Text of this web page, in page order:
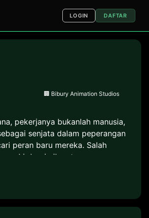
LOGIN DAFTAR
🏢 Bibury Animation Studios
pekerjanya bukanlah manusia,
senjata dalam peperangan
peran baru mereka. Salah
kopi nikmat.